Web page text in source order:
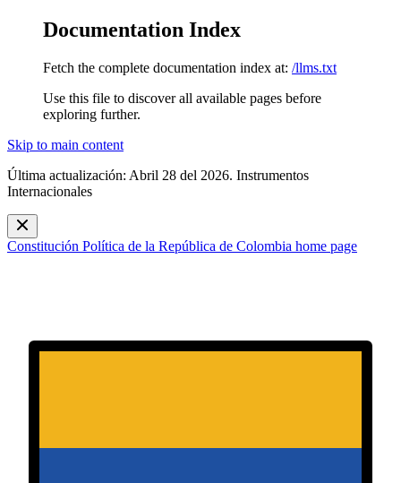
Documentation Index
Fetch the complete documentation index at: /llms.txt
Use this file to discover all available pages before
exploring further.
Skip to main content
Última actualización: Abril 28 del 2026. Instrumentos
Internacionales
Constitución Política de la República de Colombia home page